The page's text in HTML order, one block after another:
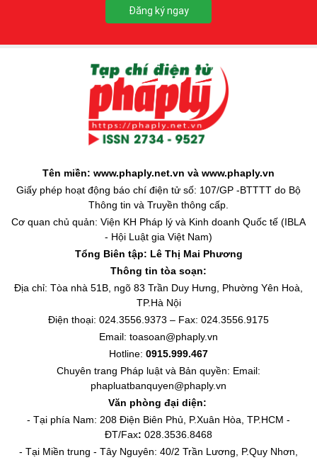
Đăng ký ngay
Tên miền: www.phaply.net.vn và www.phaply.vn
Giấy phép hoạt động báo chí điện tử số: 107/GP -BTTTT do Bộ
Thông tin và Truyền thông cấp.
Cơ quan chủ quản: Viện KH Pháp lý và Kinh doanh Quốc tế (IBLA
- Hội Luật gia Việt Nam)
Tổng Biên tập: Lê Thị Mai Phương
Thông tin tòa soạn:
Địa chỉ: Tòa nhà 51B, ngõ 83 Trần Duy Hưng, Phường Yên Hoà,
TP.Hà Nội
Điện thoại: 024.3556.9373 – Fax: 024.3556.9175
Email: toasoan@phaply.vn
Hotline: 0915.999.467
Chuyên trang Pháp luật và Bản quyền: Email:
phapluatbanquyen@phaply.vn
Văn phòng đại diện:
- Tại phía Nam: 208 Điện Biên Phủ, P.Xuân Hòa, TP.HCM -
ĐT/Fax: 028.3536.8468
- Tại Miền trung - Tây Nguyên: 40/2 Trần Lương, P.Quy Nhơn,